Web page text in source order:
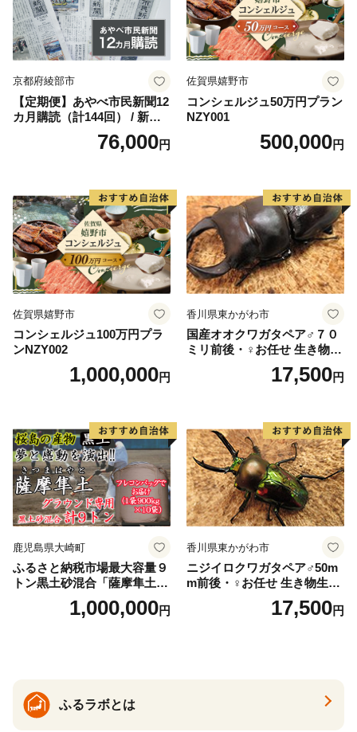
京都府綾部市
【定期便】あやべ市民新聞12
カ月購読（計144回） / 新聞
情報誌 定期購読 綾部市 / 株
式会社あやべ市民新聞社［B
76,000円
佐賀県嬉野市
コンシェルジュ50万円プラン
NZY001
500,000円
佐賀県嬉野市
コンシェルジュ100万円プラ
ンNZY002
1,000,000円
香川県東かがわ市
国産オオクワガタペア♂７０
ミリ前後・♀お任せ 生き物生
17,500円
鹿児島県大崎町
ふるさと納税市場最大容量９
トン黒土砂混合「薩摩隼土」
（夢と感動の演出のグラウン
1,000,000円
香川県東かがわ市
ニジイロクワガタペア♂50m
m前後・♀お任せ 生き物生き
17,500円
ふるラボとは